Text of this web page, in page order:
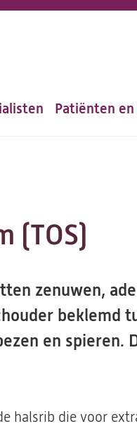
Patiënten
(TOS)
zenuwen,
beklemd
en spieren.
halsrib die voor